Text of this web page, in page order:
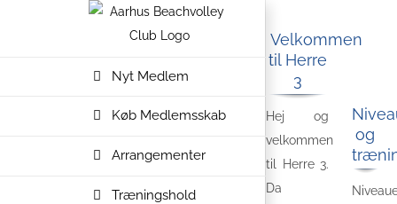
Nyt Medlem
Køb Medlemsskab
Arrangementer
Træningshold
Velkommen
til Herre
3
Hej og
velkommen
til Herre 3.
Da
og